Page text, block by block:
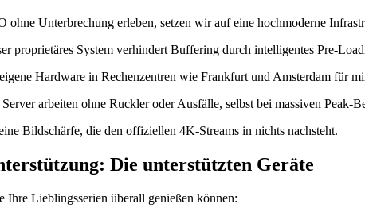
Unterbrechung erleben, setzen wir auf eine hochmoderne
proprietäres System verhindert Buffering durch intelligentes Pre-
Hardware in Rechenzentren wie Frankfurt und Amsterdam für
arbeiten ohne Ruckler oder Ausfälle, selbst bei massiven Peak-
Bildschärfe, die den offiziellen 4K-Streams in nichts nachsteht.
Die unterstützten Geräte
Ihre Lieblingsserien überall genießen können: